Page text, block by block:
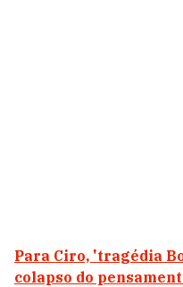
Para Ciro, 'tragédia
colapso do